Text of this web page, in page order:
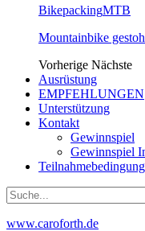
BikepackingMTB
Mountainbike
Vorherige Nächste
Ausrüstung
EMPFEHLUNGEN
Unterstützung
Kontakt
Gewinnspiel
Gewinnspiel
www.caroforth.de